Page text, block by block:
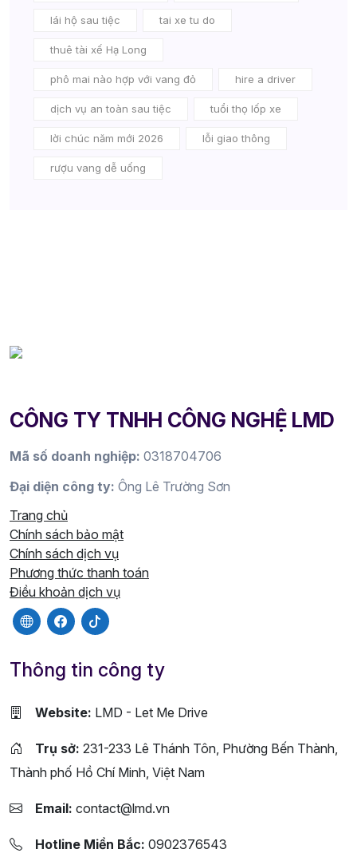
lái hộ sau tiệc tai xe tu do
thuê tài xế Hạ Long
phô mai nào hợp với vang đỏ hire a driver
dịch vụ an toàn sau tiệc tuổi thọ lốp xe
lời chúc năm mới 2026 lỗi giao thông
rượu vang dễ uống
CÔNG TY TNHH CÔNG NGHỆ LMD
Mã số doanh nghiệp: 0318704706
Đại diện công ty: Ông Lê Trường Sơn
Trang chủ
Chính sách bảo mật
Chính sách dịch vụ
Phương thức thanh toán
Điều khoản dịch vụ
Thông tin công ty
Website: LMD - Let Me Drive
Trụ sở: 231-233 Lê Thánh Tôn, Phường Bến Thành,
Thành phố Hồ Chí Minh, Việt Nam
Email: contact@lmd.vn
Hotline Miền Bắc: 0902376543